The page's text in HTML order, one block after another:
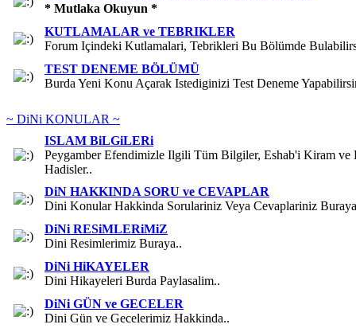
* Mutlaka Okuyun *
KUTLAMALAR ve TEBRIKLER
Forum Içindeki Kutlamalari, Tebrikleri Bu Bölümde
TEST DENEME BÖLÜMÜ
Burda Yeni Konu Açarak Istediginizi Test Deneme
~ DiNi KONULAR ~
ISLAM BiLGiLERi
Peygamber Efendimizle Ilgili Tüm Bilgiler, Eshab'i Kiram ve
Hadisler..
DiN HAKKINDA SORU ve CEVAPLAR
Dini Konular Hakkinda Sorulariniz Veya Cevaplariniz
DiNi RESiMLERiMiZ
Dini Resimlerimiz Buraya..
DiNi HiKAYELER
Dini Hikayeleri Burda Paylasalim..
DiNi GÜN ve GECELER
Dini Gün ve Gecelerimiz Hakkinda..